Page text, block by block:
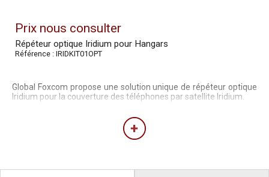
Prix nous consulter
Répéteur optique Iridium pour Hangars
Référence : IRIDKIT01OPT
Global Foxcom propose une solution unique de répéteur optique
Iridium pour la couverture des téléphones par satellite Iridium.